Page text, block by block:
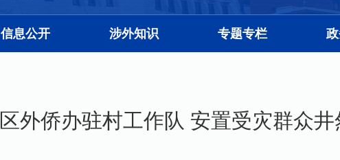
信息公开 涉外知识 专题专栏
区外侨办驻村工作队 安置受灾群众井